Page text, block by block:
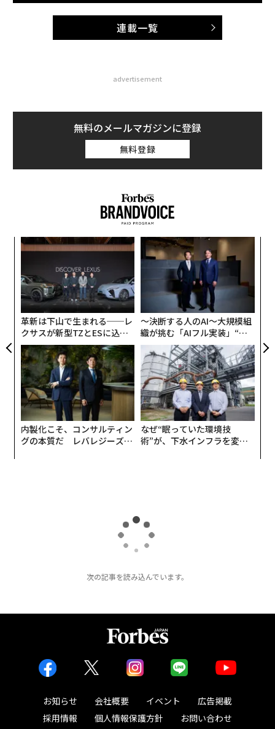
連載一覧
advertisement
無料のメールマガジンに登録
無料登録
革新は下山で生まれる──レ
クサスが新型TZとESに込め
た「DISCOVER」の哲学
〜決断する人のAI〜大規模組
織が挑む「AIフル実装」“使
う”企業から“動く”企業へ【N
TTドコモビジネス×PwC】
内製化こそ、コンサルティン
グの本質だ レバレジーズが
なぜ“眠っていた環境技
術”が、下水インフラを変え
次の記事を読み込んでいます。
お知らせ 会社概要 イベント
広告掲載
採用情報
個人情報保護方針 お問い合わせ